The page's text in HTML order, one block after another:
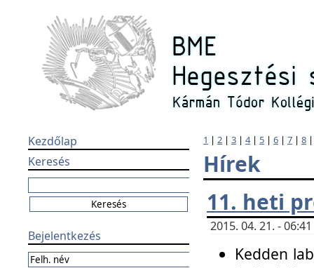
Kezdőlap
Keresés
Bejelentkezés
1 | 2 | 3 | 4| 5 | 6 | 7 | 8
Hírek
11. heti
2015. 04. 21. -
Kedden